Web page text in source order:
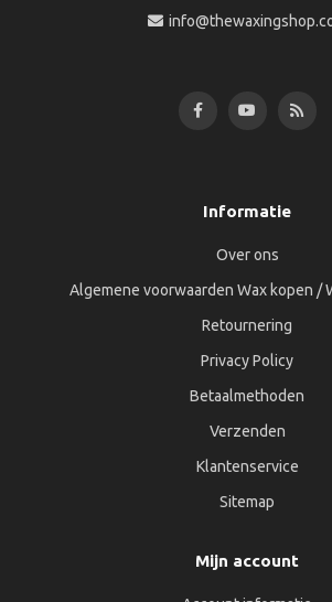
Informatie
Over ons
Algemene voorwaarden Wax kopen /
Retournering
Privacy Policy
Betaalmethoden
Verzenden
Klantenservice
Sitemap
Mijn account